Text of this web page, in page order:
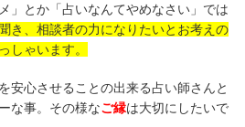
」とか「占いなんてやめなさい」では
き、相談者の力になりたいとお考えの
しゃいます。
安心させることの出来る占い師さんと
な事。その様なご縁は大切にしたいで